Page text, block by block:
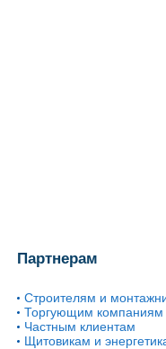
Партнерам
Строителям и
Торгующим компаниям
Частным клиентам
Щитовикам и